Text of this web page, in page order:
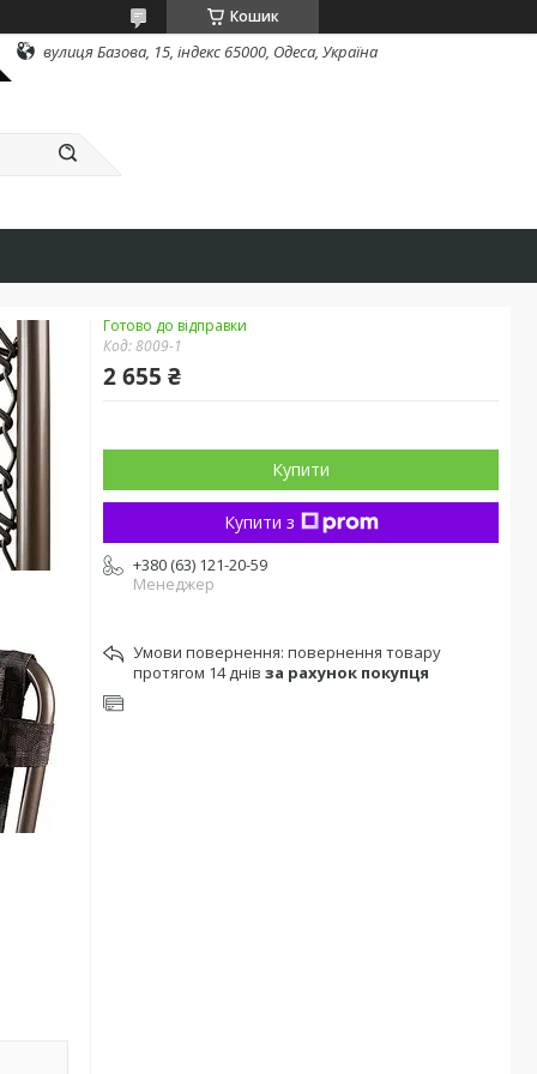
Кошик
вулиця Базова, 15, індекс 65000, Одеса, Україна
Готово до відправки
Код:8009-1
2 655 ₴
Купити
Купити з
+380 (63) 121-20-59
Менеджер
повернення товару
протягом 14 днів за рахунок покупця